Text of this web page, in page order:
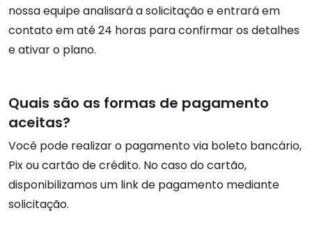
nossa equipe analisará a solicitação e entrará em
contato em até 24 horas para confirmar os detalhes
e ativar o plano.
Quais são as formas de pagamento
aceitas?
Você pode realizar o pagamento via boleto bancário,
Pix ou cartão de crédito. No caso do cartão,
disponibilizamos um link de pagamento mediante
solicitação.